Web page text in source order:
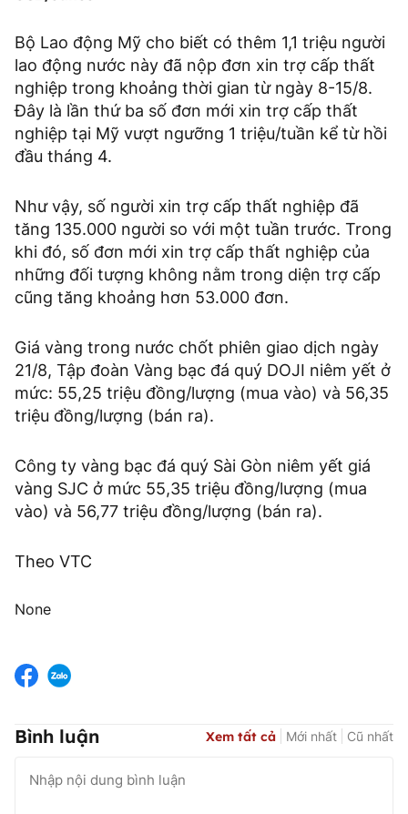
Bộ Lao động Mỹ cho biết có thêm 1,1 triệu người
lao động nước này đã nộp đơn xin trợ cấp thất
nghiệp trong khoảng thời gian từ ngày 8-15/8.
Đây là lần thứ ba số đơn mới xin trợ cấp thất
nghiệp tại Mỹ vượt ngưỡng 1 triệu/tuần kể từ hồi
đầu tháng 4.
Như vậy, số người xin trợ cấp thất nghiệp đã
tăng 135.000 người so với một tuần trước. Trong
khi đó, số đơn mới xin trợ cấp thất nghiệp của
những đối tượng không nằm trong diện trợ cấp
cũng tăng khoảng hơn 53.000 đơn.
Giá vàng trong nước chốt phiên giao dịch ngày
21/8, Tập đoàn Vàng bạc đá quý DOJI niêm yết ở
mức: 55,25 triệu đồng/lượng (mua vào) và 56,35
triệu đồng/lượng (bán ra).
Công ty vàng bạc đá quý Sài Gòn niêm yết giá
vàng SJC ở mức 55,35 triệu đồng/lượng (mua
vào) và 56,77 triệu đồng/lượng (bán ra).
Theo VTC
None
Bình luận Xem tất cả Mới nhất Cũ nhất